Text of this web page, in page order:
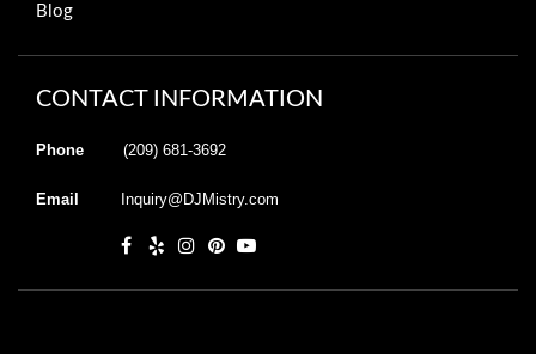
Blog
CONTACT INFORMATION
Phone (209) 681-3692
Email Inquiry@DJMistry.com